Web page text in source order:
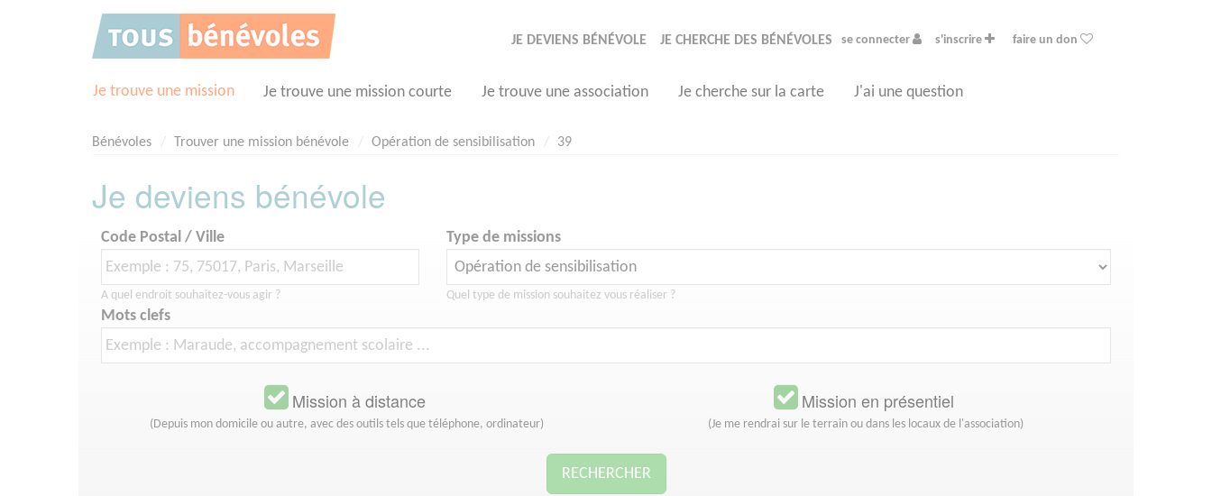
JE DEVIENS BÉNÉVOLE JE CHERCHE DES BÉNÉVOLES se connecter s'inscrire faire un don
Je trouve une mission Je trouve une mission courte Je trouve une association Je cherche sur la carte J'ai une question
Bénévoles Trouver une mission bénévole Opération de sensibilisation 39
Je deviens bénévole
Code Postal / Ville
A quel endroit souhaitez-vous agir ?
Type de missions
Quel type de mission souhaitez vous réaliser ?
Mots clefs
Mission à distance
(Depuis mon domicile ou autre, avec des outils tels que téléphone, ordinateur)
Mission en présentiel
(Je me rendrai sur le terrain ou dans les locaux de l'association)
RECHERCHER